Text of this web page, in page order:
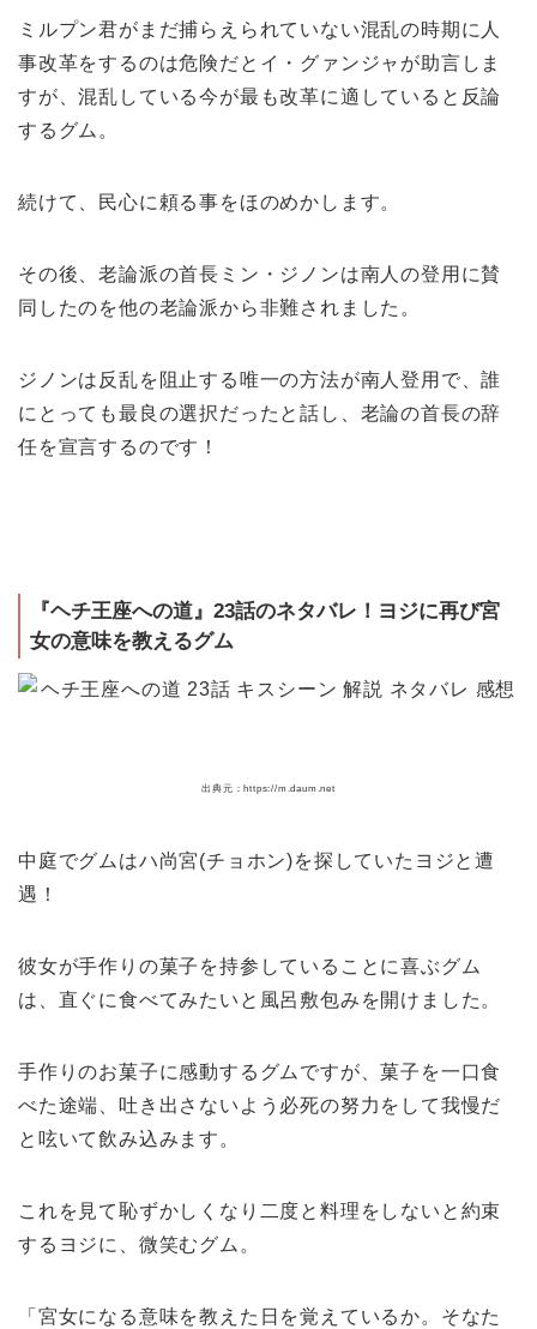
ミルプン君がまだ捕らえられていない混乱の時期に人
事改革をするのは危険だとイ・グァンジャが助言しま
すが、混乱している今が最も改革に適していると反論
するグム。
続けて、民心に頼る事をほのめかします。
その後、老論派の首長ミン・ジノンは南人の登用に賛
同したのを他の老論派から非難されました。
ジノンは反乱を阻止する唯一の方法が南人登用で、誰
にとっても最良の選択だったと話し、老論の首長の辞
任を宣言するのです！
『ヘチ王座への道』23話のネタバレ！ヨジに再び宮
女の意味を教えるグム
出典元：https://m.daum.net
中庭でグムはハ尚宮(チョホン)を探していたヨジと遭
遇！
彼女が手作りの菓子を持参していることに喜ぶグム
は、直ぐに食べてみたいと風呂敷包みを開けました。
手作りのお菓子に感動するグムですが、菓子を一口食
べた途端、吐き出さないよう必死の努力をして我慢だ
と呟いて飲み込みます。
これを見て恥ずかしくなり二度と料理をしないと約束
するヨジに、微笑むグム。
「宮女になる意味を教えた日を覚えているか。そなた